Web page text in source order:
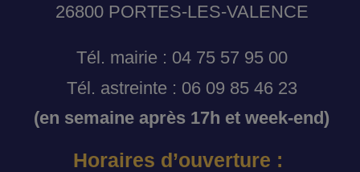
26800 PORTES-LES-VALENCE
Tél. mairie : 04 75 57 95 00
Tél. astreinte : 06 09 85 46 23
(en semaine après 17h et week-end)
Horaires d’ouverture :